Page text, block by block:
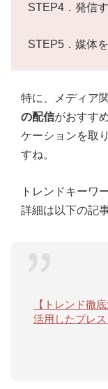
STEP4．発信
STEP5．媒体
特に、メディア
の配信がおすす
ケーションを取
すね。
トレンドキーワ
詳細は以下の記
【トレンド徹
活用したプレ